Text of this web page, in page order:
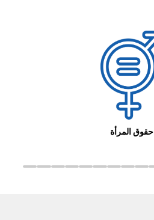
حقوق المرأة